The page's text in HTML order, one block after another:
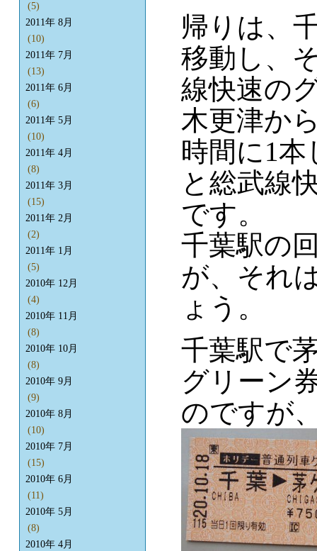
帰りは、
移動し、
線快速の
木更津か
時間に1
と総武線
です。
千葉駅の
が、それ
ょう。
千葉駅で
グリーン
のですが
(5)
2011年 8月
(10)
2011年 7月
(13)
2011年 6月
(6)
2011年 5月
(10)
2011年 4月
(8)
2011年 3月
(15)
2011年 2月
(2)
2011年 1月
(5)
2010年 12月
(4)
2010年 11月
(8)
2010年 10月
(8)
2010年 9月
(9)
2010年 8月
(10)
2010年 7月
(15)
2010年 6月
(11)
2010年 5月
(8)
2010年 4月